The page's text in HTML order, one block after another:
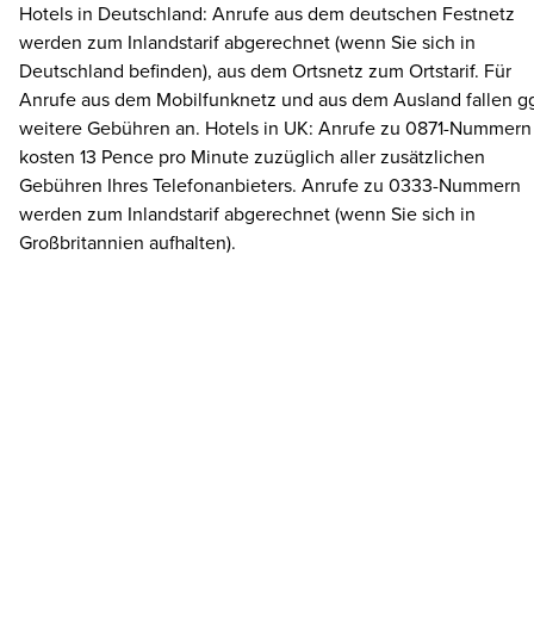
Hotels in Deutschland: Anrufe aus dem deutschen Festnetz
werden zum Inlandstarif abgerechnet (wenn Sie sich in
Deutschland befinden), aus dem Ortsnetz zum Ortstarif. Für
Anrufe aus dem Mobilfunknetz und aus dem Ausland fallen
weitere Gebühren an. Hotels in UK: Anrufe zu 0871-Nummern
kosten 13 Pence pro Minute zuzüglich aller zusätzlichen
Gebühren Ihres Telefonanbieters. Anrufe zu 0333-Nummern
werden zum Inlandstarif abgerechnet (wenn Sie sich in
Großbritannien aufhalten).